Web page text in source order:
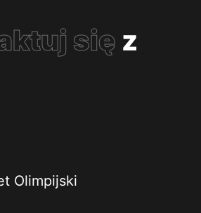
się z
Olimpijski